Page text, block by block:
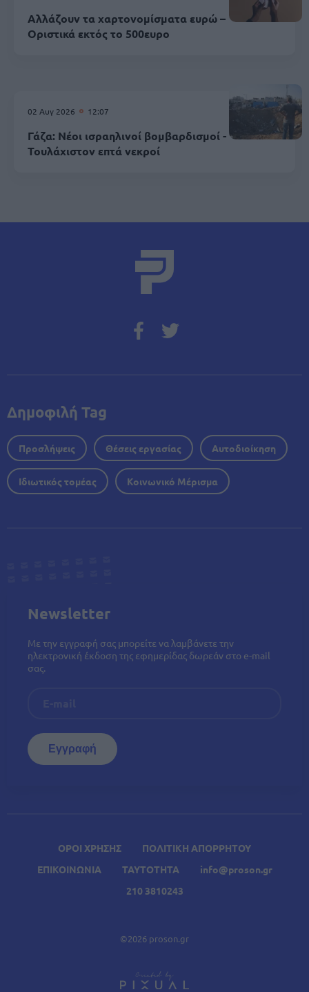
Αλλάζουν τα χαρτονομίσματα ευρώ –
Οριστικά εκτός το 500ευρο
02 Αυγ 2026 12:07
Γάζα: Νέοι ισραηλινοί βομβαρδισμοί -
Τουλάχιστον επτά νεκροί
ΟΡΟΙ ΧΡΗΣΗΣ
ΠΟΛΙΤΙΚΗ ΑΠΟΡΡΗΤΟΥ
ΕΠΙΚΟΙΝΩΝΙΑ
ΤΑΥΤΟΤΗΤΑ
info@proson.gr
210 3810243
©2026 proson.gr
Δημοφιλή Tag
Προσλήψεις Θέσεις εργασίας Αυτοδιοίκηση
Ιδιωτικός τομέας Κοινωνικό Μέρισμα
Newsletter
Με την εγγραφή σας μπορείτε να λαμβάνετε την
ηλεκτρονική έκδοση της εφημερίδας δωρεάν στο e-mail
σας.